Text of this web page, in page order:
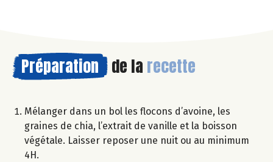
Préparation de la recette
Mélanger dans un bol les flocons d’avoine, les
graines de chia, l’extrait de vanille et la boisson
végétale. Laisser reposer une nuit ou au minimum
4H.